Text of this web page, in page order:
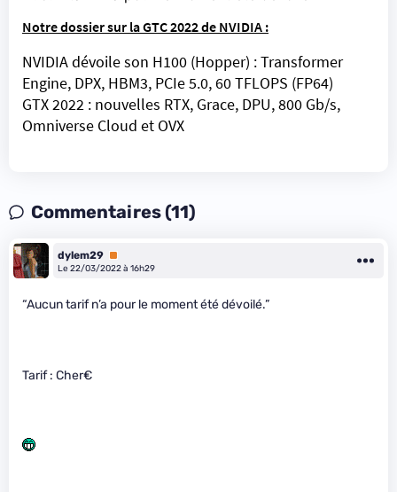
Notre dossier sur la GTC 2022 de NVIDIA :
NVIDIA dévoile son H100 (Hopper) : Transformer
Engine, DPX, HBM3, PCIe 5.0, 60 TFLOPS (FP64)
GTX 2022 : nouvelles RTX, Grace, DPU, 800 Gb/s,
Omniverse Cloud et OVX
Commentaires (11)
dylem29 Premium
Le 22/03/2022 à 16h29
“Aucun tarif n’a pour le moment été dévoilé.”
Tarif : Cher€